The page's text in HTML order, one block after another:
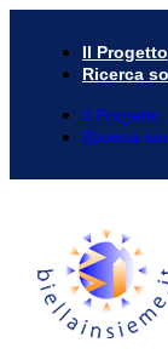
Il Progetto
Ricerca
Il Progetto
Ricerca